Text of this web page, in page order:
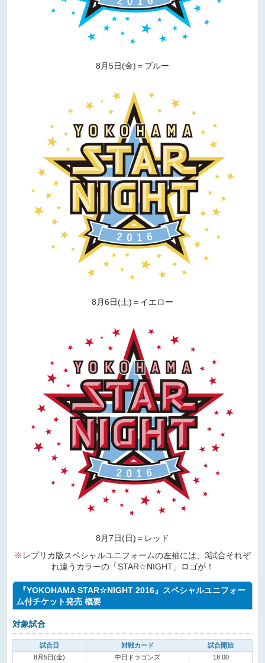
8月5日(金)＝ブルー
8月6日(土)＝イエロー
8月7日(日)＝レッド
※ レプリカ版スペシャルユニフォームの左袖には、3試合それぞ
れ違うカラーの「STAR☆NIGHT」ロゴが！
『YOKOHAMA STAR☆NIGHT 2016』スペシャルユニフォー
ム付チケット発売 概要
対象試合
試合日 対戦カード
試合開始
8月5日(金)
中日ドラゴンズ 18:00